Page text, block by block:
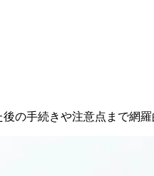
の手続きや注意点まで網羅